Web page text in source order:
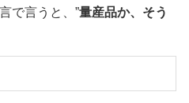
で言うと、”量産品か、そう